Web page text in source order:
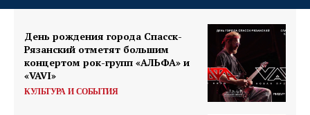
День рождения города Спасск-
Рязанский отметят большим
концертом рок-групп «АЛЬФА» и
«VAVI»
КУЛЬТУРА И СОБЫТИЯ